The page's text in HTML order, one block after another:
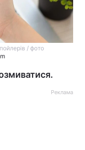
/ фото
Реклама